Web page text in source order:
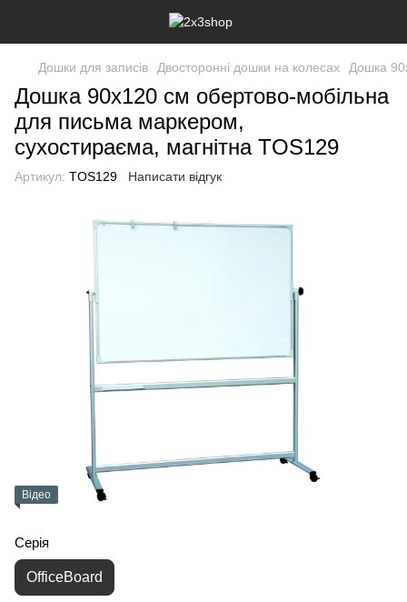
Дошки для записів Двосторонні дошки на колесах Дошка
Дошка 90x120 см обертово-мобільна
для письма маркером,
сухостираєма, магнітна TOS129
Артикул: TOS129 Написати відгук
Відео
Серія
OfficeBoard